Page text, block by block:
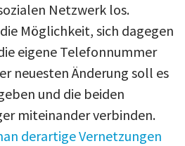
Netzwerk los.
Möglichkeit, sich dagegen
eigene Telefonnummer
neuesten Änderung soll es
und die beiden
miteinander verbinden.
derartige Vernetzungen